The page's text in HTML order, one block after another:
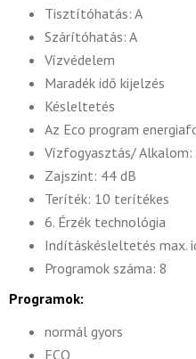
Tisztítóhatás: A
Szárítóhatás: A
Vízvédelem
Maradék idő kijelzés
Késleltetés
Az Eco program
Vízfogyasztás/ Alkalom:
Zajszint: 44 dB
Teríték: 10 terítékes
6. Érzék technológia
Indításkésleltetés max.
Programok száma: 8
Programok:
normál gyors
ECO